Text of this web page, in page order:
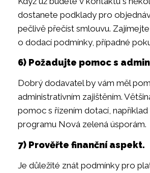
dostanete podklady pro
pečlivě přečíst smlouvu.
o dodací podmínky, případné
6) Požadujte pomoc s
Dobrý dodavatel by vám měl
administrativním zajištěním.
pomoc s řízením dotací, například
programu Nová zelená úsporám.
7) Prověřte finanční aspekt.
Je důležité znát podmínky pro